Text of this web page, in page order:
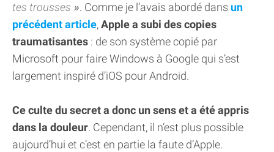
tes trousses
. Comme je l’avais abordé dans un
précédent article,Apple a subi des copies
traumatisantes : de son système copié par
Microsoft pour faire Windows à Google qui s’est
largement inspiré d’iOS pour Android.
Ce culte du secret a donc un sens et a été appris
dans la douleur. Cependant, il n’est plus possible
aujourd’hui et c’est en partie la faute d’Apple.